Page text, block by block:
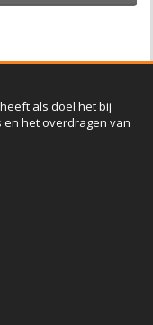
als doel het bij
het overdragen van